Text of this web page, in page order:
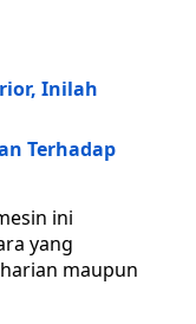
Inilah
Terhadap
ini
yang
maupun